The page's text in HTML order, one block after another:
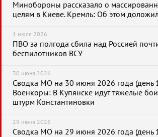
Минобороны рассказало о
целям в Киеве. Кремль: Об этом
1 июля 2026
ПВО за полгода сбила над Россией
беспилотников ВСУ
30 июня 2026
Сводка МО на 30 июня 2026 года (день
Военкоры: В Купянске идут тяжелые
штурм Константиновки
29 июня 2026
Сводка МО на 29 июня 2026 года (день